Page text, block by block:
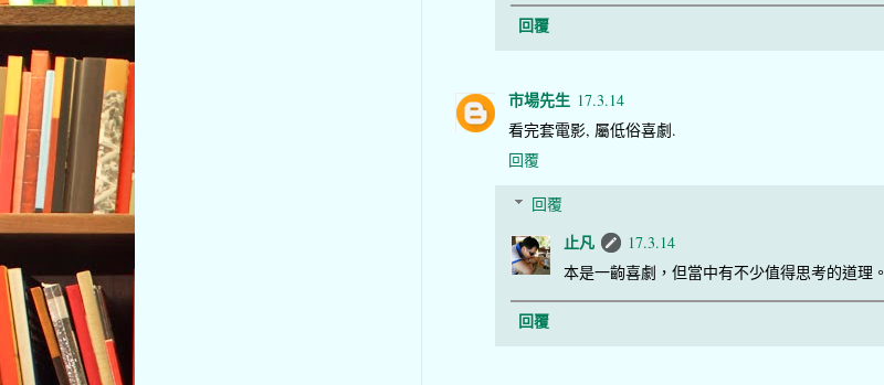
回覆
市場先生 17.3.14
看完套電影, 屬低俗喜劇.
回覆
回覆
止凡
17.3.14
本是一齣喜劇，但當中有不少值得思考的道理。
回覆